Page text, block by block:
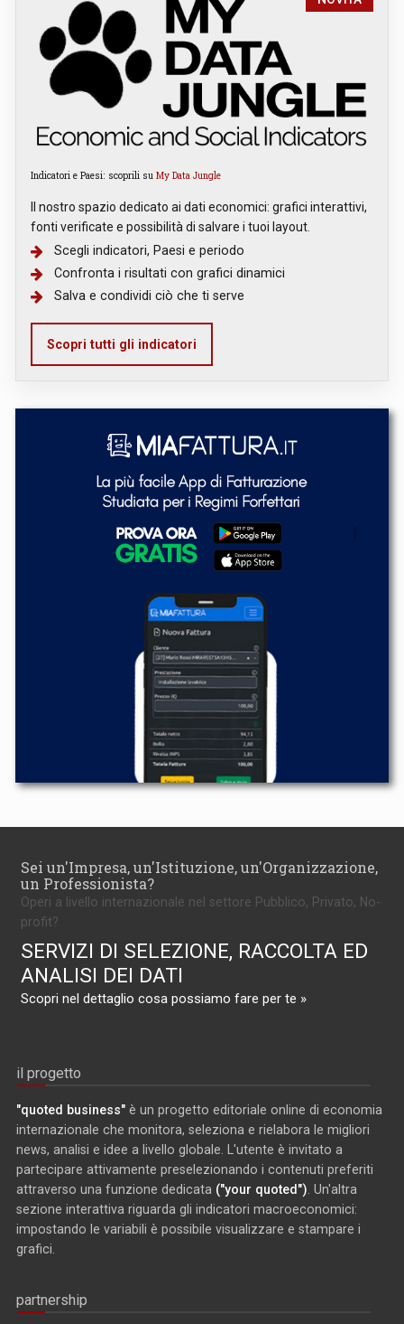
Indicatori e Paesi: scoprili su My Data Jungle
Il nostro spazio dedicato ai dati economici: grafici interattivi,
fonti verificate e possibilità di salvare i tuoi layout.
Scegli indicatori, Paesi e periodo
Confronta i risultati con grafici dinamici
Salva e condividi ciò che ti serve
Scopri tutti gli indicatori
Sei un'Impresa, un'Istituzione, un'Organizzazione,
un Professionista?
Operi a livello internazionale nel settore Pubblico, Privato, No-
profit?
SERVIZI DI SELEZIONE, RACCOLTA ED
ANALISI DEI DATI
Scopri nel dettaglio cosa possiamo fare per te »
il progetto
"quoted business" è un progetto editoriale online di economia
internazionale che monitora, seleziona e rielabora le migliori
news, analisi e idee a livello globale. L'utente è invitato a
partecipare attivamente preselezionando i contenuti preferiti
attraverso una funzione dedicata ("your quoted") . Un'altra
sezione interattiva riguarda gli indicatori macroeconomici:
impostando le variabili è possibile visualizzare e stampare i
grafici.
partnership